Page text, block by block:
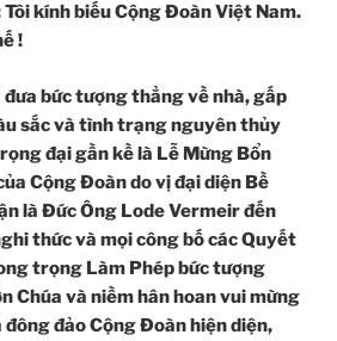
kính biếu Cộng Đoàn Việt Nam.
!
đưa bức tượng thẳng về nhà, gấp
sắc và tình trạng nguyên thủy
đại gần kề là Lễ Mừng Bổn
Cộng Đoàn do vị đại diện Bề
là Đức Ông Lode Vermeir đến
thức và mọi công bố các Quyết
trọng Làm Phép bức tượng
Chúa và niềm hân hoan vui mừng
đông đảo Cộng Đoàn hiện diện,